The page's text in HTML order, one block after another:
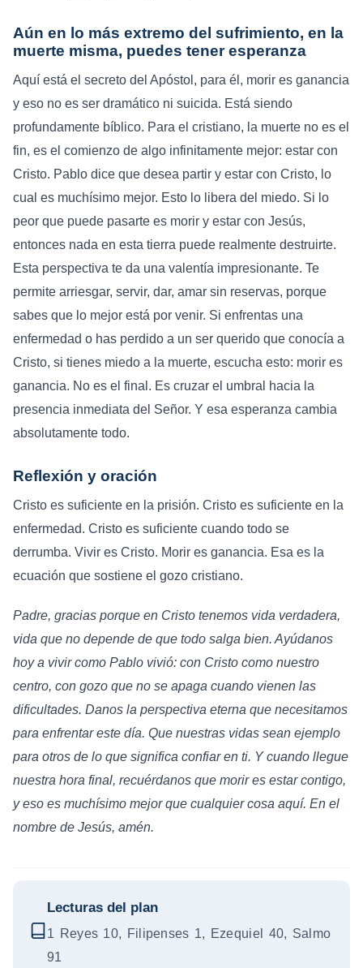
Aún en lo más extremo del sufrimiento, en la
muerte misma, puedes tener esperanza
Aquí está el secreto del Apóstol, para él, morir es ganancia
y eso no es ser dramático ni suicida. Está siendo
profundamente bíblico. Para el cristiano, la muerte no es el
fin, es el comienzo de algo infinitamente mejor: estar con
Cristo. Pablo dice que desea partir y estar con Cristo, lo
cual es muchísimo mejor. Esto lo libera del miedo. Si lo
peor que puede pasarte es morir y estar con Jesús,
entonces nada en esta tierra puede realmente destruirte.
Esta perspectiva te da una valentía impresionante. Te
permite arriesgar, servir, dar, amar sin reservas, porque
sabes que lo mejor está por venir. Si enfrentas una
enfermedad o has perdido a un ser querido que conocía a
Cristo, si tienes miedo a la muerte, escucha esto: morir es
ganancia. No es el final. Es cruzar el umbral hacia la
presencia inmediata del Señor. Y esa esperanza cambia
absolutamente todo.
Reflexión y oración
Cristo es suficiente en la prisión. Cristo es suficiente en la
enfermedad. Cristo es suficiente cuando todo se
derrumba. Vivir es Cristo. Morir es ganancia. Esa es la
ecuación que sostiene el gozo cristiano.
Padre, gracias porque en Cristo tenemos vida verdadera,
vida que no depende de que todo salga bien. Ayúdanos
hoy a vivir como Pablo vivió: con Cristo como nuestro
centro, con gozo que no se apaga cuando vienen las
dificultades. Danos la perspectiva eterna que necesitamos
para enfrentar este día. Que nuestras vidas sean ejemplo
para otros de lo que significa confiar en ti. Y cuando llegue
nuestra hora final, recuérdanos que morir es estar contigo,
y eso es muchísimo mejor que cualquier cosa aquí. En el
nombre de Jesús, amén.
Lecturas del plan
1 Reyes 10, Filipenses 1, Ezequiel 40, Salmo
91